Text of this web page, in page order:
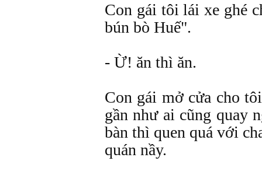
Con gái tôi lái xe ghé
bún bò Huế".
- Ừ! ăn thì ăn.
Con gái mở cửa cho
gần như ai cũng quay
bàn thì quen quá với
quán nầy.